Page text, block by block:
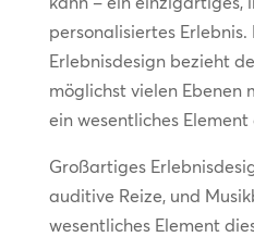
personalisiertes Erlebnis.
Erlebnisdesign bezieht
möglichst vielen Ebenen
ein wesentliches
Großartiges
auditive Reize, und
wesentliches Element